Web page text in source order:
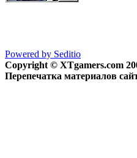
Powered by Seditio
Copyright © XTgamers.com
Перепечатка материалов